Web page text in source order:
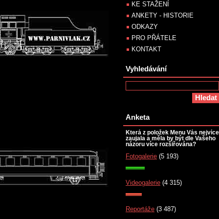
KE STAŽENÍ
ANKETY - HISTORIE
ODKAZY
PRO PŘÁTELE
KONTAKT
Vyhledávání
Anketa
Která z položek Menu Vás nejvíce
zaujala a měla by být dle Vašeho
názoru více rozšiřována?
Fotogalerie (5 193)
Videogalerie (4 315)
Reportáže (3 487)